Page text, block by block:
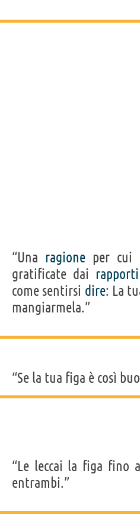
“Una ragione per cui
gratificate dai rapporti
come sentirsi dire: La
mangiarmela.”
“Se la tua figa è così
“Le leccai la figa fino
entrambi.”